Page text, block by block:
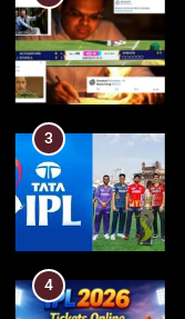
4
5
3
4